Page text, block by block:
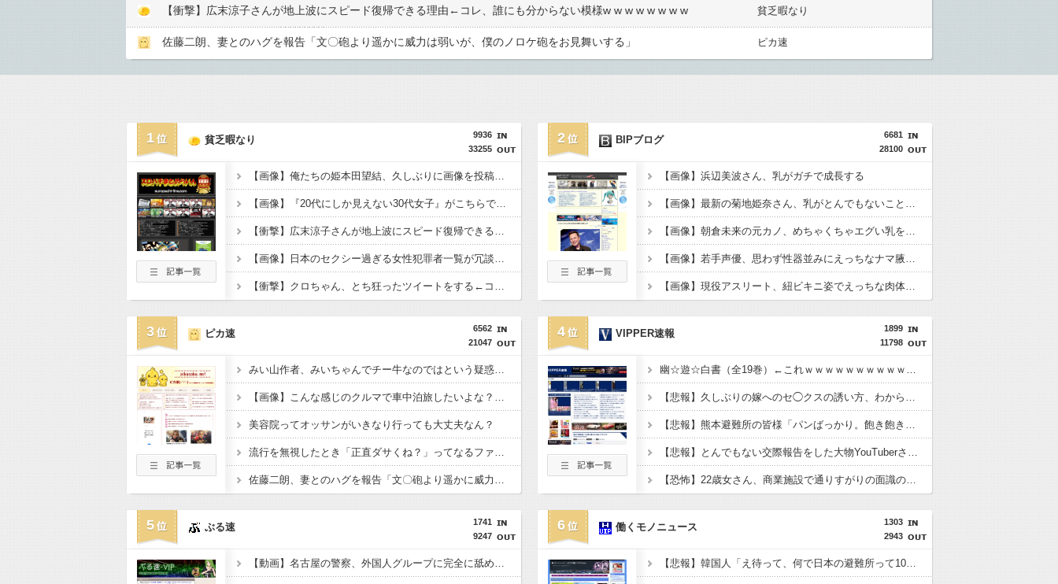
【衝撃】広末涼子さんが地上波にスピード復帰できる理由←コレ、誰にも分からない模様w w w w w w w w 貧乏暇なり
佐藤二朗、妻とのハグを報告「文〇砲より遥かに威力は弱いが、僕のノロケ砲をお見舞いする」 ピカ速
1
9936
33255
貧乏暇なり
【画像】俺たちの姫本田望結、久しぶりに画像を投稿した結果→やっぱりワイらの姫だったw w w w w w w w w w
【画像】『20代にしか見えない30代女子』がこちらです←お前らから見てどう？？？？？？？
【衝撃】広末涼子さんが地上波にスピード復帰できる理由←コレ、誰にも分からない模様w w w w w w w w
【画像】日本のセクシー過ぎる女性犯罪者一覧が冗談抜きにレベル高過ぎる件w w w w w w w w w
【衝撃】クロちゃん、とち狂ったツイートをする←コレ言うほどおかしいか？？？？？？
2
6681
28100
BIPブログ
【画像】浜辺美波さん、乳がガチで成長する
【画像】最新の菊地姫奈さん、乳がとんでもないことになる
【画像】朝倉未来の元カノ、めちゃくちゃエグい乳を持つ
【画像】若手声優、思わず性器並みにえっちなナマ腋をボロンしてしまうwwwwww
【画像】現役アスリート、紐ビキニ姿でえっちな肉体ボロンwww
3
6562
21047
ピカ速
みい山作者、みいちゃんでチー牛なのではという疑惑が生まれるｗｗｗｗｗｗｗ
【画像】こんな感じのクルマで車中泊旅したいよな？？？
美容院ってオッサンがいきなり行っても大丈夫なん？
流行を無視したとき「正直ダサくね？」ってなるファッション上げてけ
佐藤二朗、妻とのハグを報告「文〇砲より遥かに威力は弱いが、僕のノロケ砲をお見舞いする」
4
1899
11798
VIPPER速報
幽☆遊☆白書（全19巻）←これｗｗｗｗｗｗｗｗｗｗｗｗｗｗ
【悲報】久しぶりの嫁へのセ◯クスの誘い方、わからない・・・
【悲報】熊本避難所の皆様「パンばっかり。飽き飽きしてる」
【悲報】とんでもない交際報告をした大物YouTuberさん、破局を発表????
【恐怖】22歳女さん、商業施設で通りすがりの面識の無いJCにラリアットして逮捕されてしまう・・・
5
1741
9247
ぶる速
【動画】名古屋の警察、外国人グループに完全に舐められる
6
1303
2943
働くモノニュース
【悲報】韓国人「え待って、何で日本の避難所って10年前と同レベルなの(ドン引き